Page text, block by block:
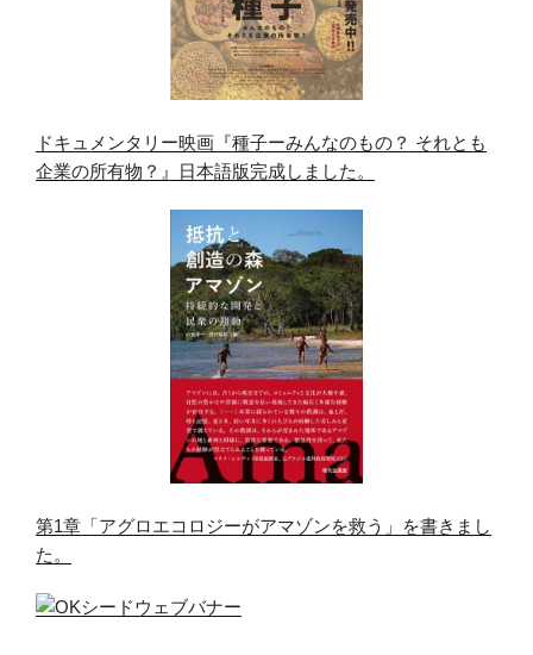
ドキュメンタリー映画『種子ーみんなのもの？ それとも
企業の所有物？』日本語版完成しました。
第1章「アグロエコロジーがアマゾンを救う」を書きまし
た。